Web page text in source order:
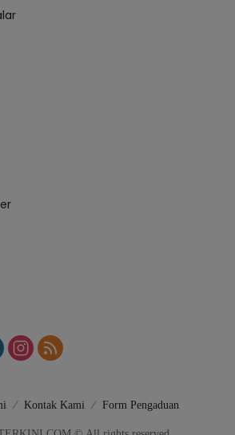
Kontak Kami Form Pengaduan